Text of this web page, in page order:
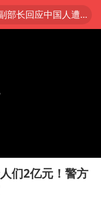
泰交通部副部长回应中国人遭歧视手势
年3个女儿均非亲生
台风白海豚逼近 暴雨大暴雨来袭
们2亿元！警方